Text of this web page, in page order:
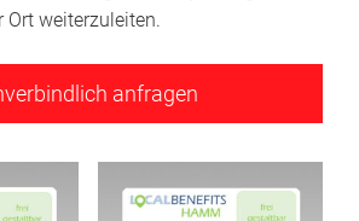
Ort weiterzuleiten.